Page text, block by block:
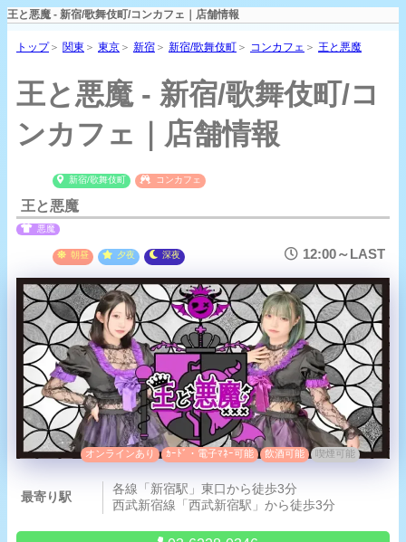
王と悪魔 - 新宿/歌舞伎町/コンカフェ｜店舗情報
トップ＞ 関東 ＞ 東京 ＞ 新宿 ＞ 新宿/歌舞伎町 ＞ コンカフェ ＞ 王と悪魔
王と悪魔 - 新宿/歌舞伎町/コ
ンカフェ｜店舗情報
新宿/歌舞伎町 コンカフェ
王と悪魔
悪魔
朝昼 夕夜 深夜 12:00～LAST
オンラインあり ｶｰﾄﾞ・電子ﾏﾈｰ可能 飲酒可能 喫煙可能
最寄り駅
各線「新宿駅」東口から徒歩3分
西武新宿線「西武新宿駅」から徒歩3分